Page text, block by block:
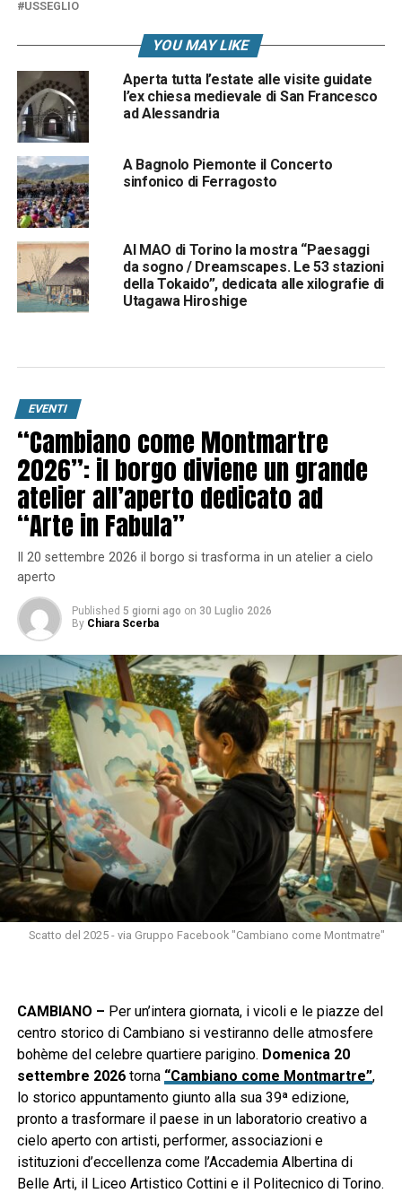
USSEGLIO
YOU MAY LIKE
Aperta tutta l’estate alle visite guidate
l’ex chiesa medievale di San Francesco
ad Alessandria
A Bagnolo Piemonte il Concerto
sinfonico di Ferragosto
Al MAO di Torino la mostra “Paesaggi
da sogno / Dreamscapes. Le 53 stazioni
della Tokaido”, dedicata alle xilografie di
Utagawa Hiroshige
EVENTI
“Cambiano come Montmartre
2026”: il borgo diviene un grande
atelier all’aperto dedicato ad
“Arte in Fabula”
Il 20 settembre 2026 il borgo si trasforma in un atelier a cielo
aperto
Published 5 giorni ago on 30 Luglio 2026
By Chiara Scerba
Scatto del 2025 - via Gruppo Facebook "Cambiano come Montmatre"
CAMBIANO – Per un’intera giornata, i vicoli e le piazze del
centro storico di Cambiano si vestiranno delle atmosfere
bohème del celebre quartiere parigino. Domenica 20
settembre 2026torna “Cambiano come Montmartre”,
lo storico appuntamento giunto alla sua 39ª edizione,
pronto a trasformare il paese in un laboratorio creativo a
cielo aperto con artisti, performer, associazioni e
istituzioni d’eccellenza come l’Accademia Albertina di
Belle Arti, il Liceo Artistico Cottini e il Politecnico di Torino.